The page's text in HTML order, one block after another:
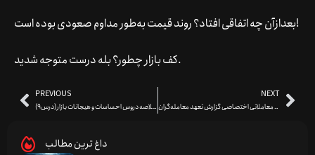
بعدازآن چه اتفاقی افتاد؟ روند قیمت به‌طور مداوم صعودی بوده است!
کف بازار چطور؟ بله درست متوجه شدید.
PREVIOUS
خلاصه دروس احساسات و هیجانات بازار (درس9)
NEXT
نحوه ایجاد اندیکاتور معاملاتی اختصاصی گزارش تعهد معامله‌گران (COT) (درس7)
داغ ترین مطالب